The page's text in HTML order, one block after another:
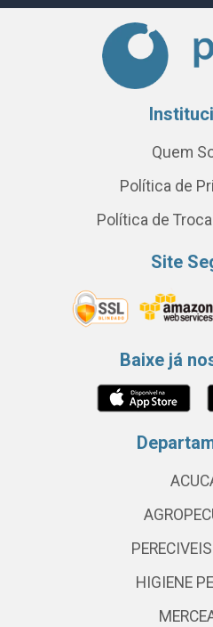
Quem
Política de
Política de
Site
Baixe já
HIGIENE